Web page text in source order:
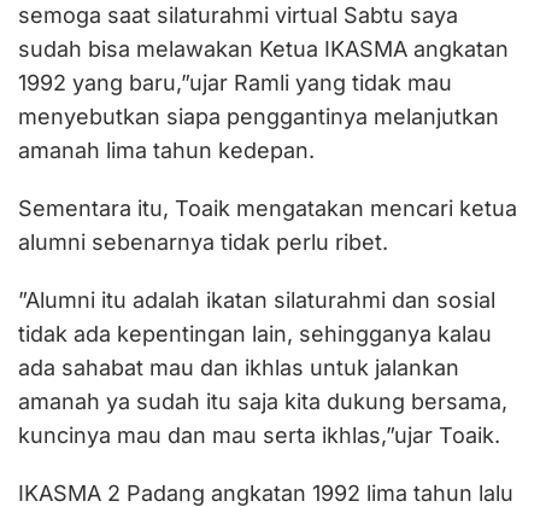
semoga saat silaturahmi virtual Sabtu saya
sudah bisa melawakan Ketua IKASMA angkatan
1992 yang baru,”ujar Ramli yang tidak mau
menyebutkan siapa penggantinya melanjutkan
amanah lima tahun kedepan.
Sementara itu, Toaik mengatakan mencari ketua
alumni sebenarnya tidak perlu ribet.
”Alumni itu adalah ikatan silaturahmi dan sosial
tidak ada kepentingan lain, sehingganya kalau
ada sahabat mau dan ikhlas untuk jalankan
amanah ya sudah itu saja kita dukung bersama,
kuncinya mau dan mau serta ikhlas,”ujar Toaik.
IKASMA 2 Padang angkatan 1992 lima tahun lalu